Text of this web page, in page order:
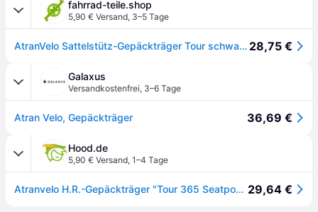
fahrrad-teile.shop
5,90 € Versand, 3–5 Tage
AtranVelo Sattelstütz-Gepäckträger Tour schwarz Alu inklusive AVS System 28,75 €
Galaxus
Versandkostenfrei, 3–6 Tage
Atran Velo, Gepäckträger 36,69 €
Hood.de
5,90 € Versand, 1–4 Tage
Atranvelo H.R.-Gepäckträger "Tour 365 Seatpost AVS schwarz 29,64 €